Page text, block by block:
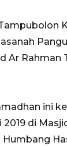
Ar Rahman
ini
2019 di